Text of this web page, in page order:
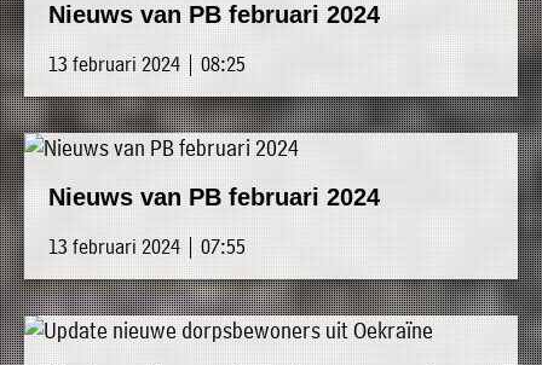
Nieuws van PB februari 2024
13 februari 2024 | 08:25
Nieuws van PB februari 2024
13 februari 2024 | 07:55